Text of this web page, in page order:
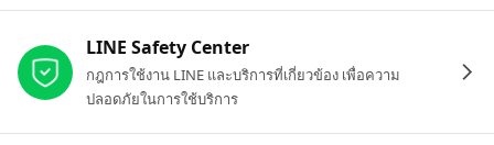
LINE Safety Center
กฎการใช้งาน LINE และบริการที่เกี่ยวข้อง เพื่อความ
ปลอดภัยในการใช้บริการ